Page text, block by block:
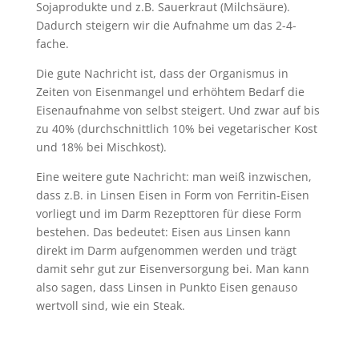
Sojaprodukte und z.B. Sauerkraut (Milchsäure).
Dadurch steigern wir die Aufnahme um das 2-4-
fache.
Die gute Nachricht ist, dass der Organismus in
Zeiten von Eisenmangel und erhöhtem Bedarf die
Eisenaufnahme von selbst steigert. Und zwar auf bis
zu 40% (durchschnittlich 10% bei vegetarischer Kost
und 18% bei Mischkost).
Eine weitere gute Nachricht: man weiß inzwischen,
dass z.B. in Linsen Eisen in Form von Ferritin-Eisen
vorliegt und im Darm Rezepttoren für diese Form
bestehen. Das bedeutet: Eisen aus Linsen kann
direkt im Darm aufgenommen werden und trägt
damit sehr gut zur Eisenversorgung bei. Man kann
also sagen, dass Linsen in Punkto Eisen genauso
wertvoll sind, wie ein Steak.